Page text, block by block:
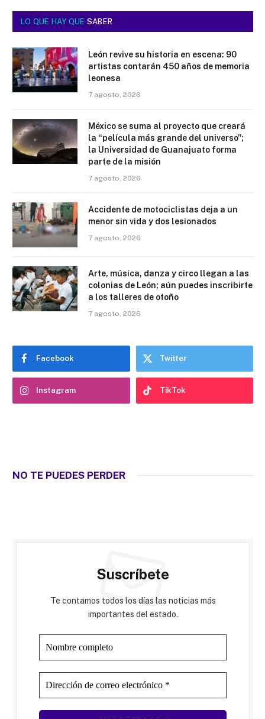
LO QUE HAY QUE SABER
León revive su historia en escena: 90
artistas contarán 450 años de memoria
leonesa
7 agosto, 2026
México se suma al proyecto que creará
la “película más grande del universo”;
la Universidad de Guanajuato forma
parte de la misión
7 agosto, 2026
Accidente de motociclistas deja a un
menor sin vida y dos lesionados
7 agosto, 2026
Arte, música, danza y circo llegan a las
colonias de León; aún puedes inscribirte
a los talleres de otoño
7 agosto, 2026
Facebook Twitter
Instagram TikTok
NO TE PUEDES PERDER
Suscríbete
Te contamos todos los días las noticias más
importantes del estado.